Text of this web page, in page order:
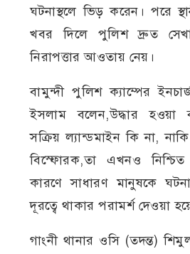
ঘটনাস্থলে ভিড় করেন। পরে
খবর দিলে পুলিশ দ্রুত
নিরাপত্তার আওতায় নেয়।
বামুন্দী পুলিশ ক্যাম্পের
ইসলাম বলেন,উদ্ধার হওয়া
সক্রিয় ল্যান্ডমাইন কি না,
বিস্ফোরক,তা এখনও
কারণে সাধারণ মানুষকে
দূরত্বে থাকার পরামর্শ দেওয়া
গাংনী থানার ওসি (তদন্ত)